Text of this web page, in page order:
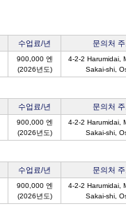
수업료/년 문의처
900,000 엔
(2026년도)
4-2-2 Harumidai,
Sakai-shi,
수업료/년 문의처
900,000 엔
(2026년도)
4-2-2 Harumidai,
Sakai-shi,
수업료/년 문의처
900,000 엔
(2026년도)
4-2-2 Harumidai,
Sakai-shi,